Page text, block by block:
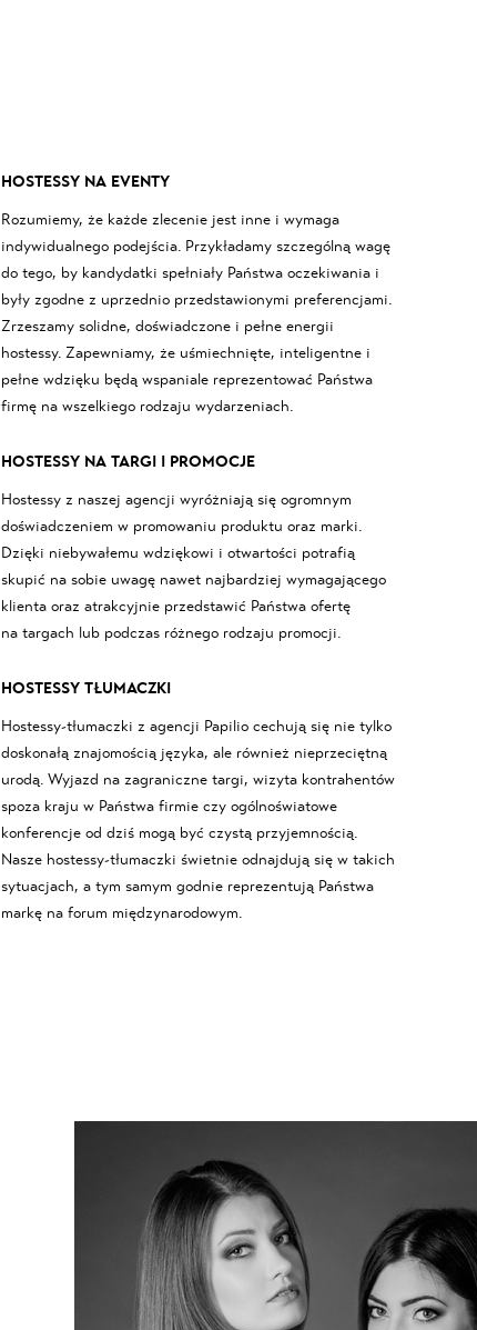
HOSTESSY NA EVENTY
Rozumiemy, że każde zlecenie jest inne i wymaga
indywidualnego podejścia. Przykładamy szczególną wagę
do tego, by kandydatki spełniały Państwa oczekiwania i
były zgodne z uprzednio przedstawionymi preferencjami.
Zrzeszamy solidne, doświadczone i pełne energii
hostessy. Zapewniamy, że uśmiechnięte, inteligentne i
pełne wdzięku będą wspaniale reprezentować Państwa
firmę na wszelkiego rodzaju wydarzeniach.
HOSTESSY NA TARGI I PROMOCJE
Hostessy z naszej agencji wyróżniają się ogromnym
doświadczeniem w promowaniu produktu oraz marki.
Dzięki niebywałemu wdziękowi i otwartości potrafią
skupić na sobie uwagę nawet najbardziej wymagającego
klienta oraz atrakcyjnie przedstawić Państwa ofertę
na targach lub podczas różnego rodzaju promocji.
HOSTESSY TŁUMACZKI
Hostessy-tłumaczki z agencji Papilio cechują się nie tylko
doskonałą znajomością języka, ale również nieprzeciętną
urodą. Wyjazd na zagraniczne targi, wizyta kontrahentów
spoza kraju w Państwa firmie czy ogólnoświatowe
konferencje od dziś mogą być czystą przyjemnością.
Nasze hostessy-tłumaczki świetnie odnajdują się w takich
sytuacjach, a tym samym godnie reprezentują Państwa
markę na forum międzynarodowym.